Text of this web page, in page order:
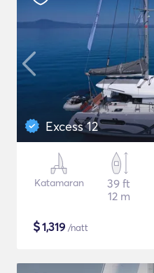
Excess 12
Katamaran
39 ft
12 m
$1,319 /natt